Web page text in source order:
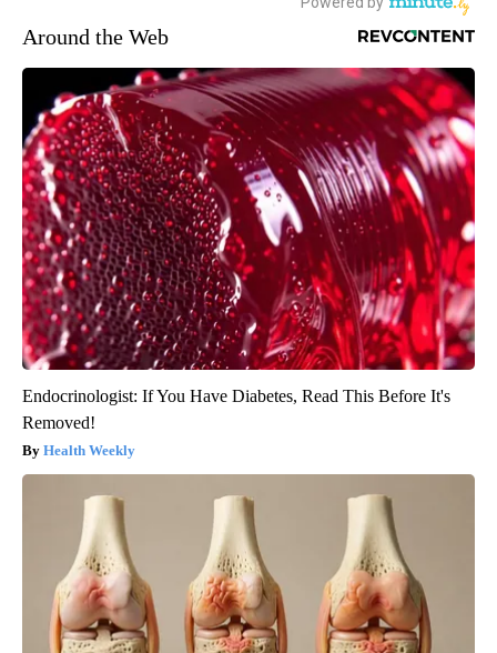
Around the Web
Endocrinologist: If You Have Diabetes, Read This Before It's
Removed!
Health Weekly